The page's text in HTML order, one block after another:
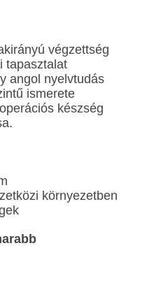
végzettség
tapasztalat
angol nyelvtudás
ismerete
készség
környezetben